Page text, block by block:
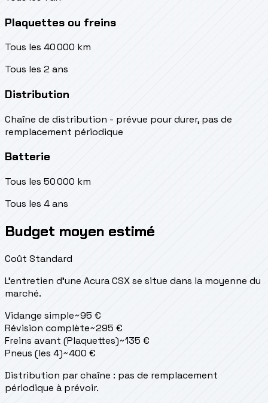
Plaquettes ou freins
Tous les 40 000 km
Tous les 2 ans
Distribution
Chaîne de distribution - prévue pour durer, pas de
remplacement périodique
Batterie
Tous les 50 000 km
Tous les 4 ans
Budget moyen estimé
Coût Standard
L'entretien d'une Acura CSX se situe dans la moyenne du
marché.
Vidange simple~95 €
Révision complète~295 €
Freins avant (Plaquettes)~135 €
Pneus (les 4)~400 €
Distribution par chaîne : pas de remplacement
périodique à prévoir.